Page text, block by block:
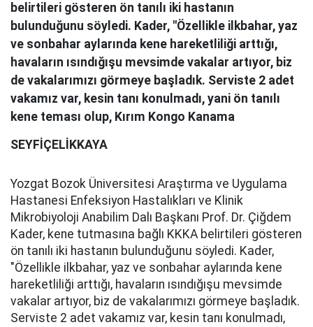
belirtileri gösteren ön tanılı iki hastanın
bulunduğunu söyledi. Kader, "Özellikle ilkbahar, yaz
ve sonbahar aylarında kene hareketliliği arttığı,
havaların ısındığışu mevsimde vakalar artıyor, biz
de vakalarımızı görmeye başladık. Serviste 2 adet
vakamız var, kesin tanı konulmadı, yani ön tanılı
kene teması olup, Kırım Kongo Kanama
SEYFİÇELİKKAYA
Yozgat Bozok Üniversitesi Araştırma ve Uygulama
Hastanesi Enfeksiyon Hastalıkları ve Klinik
Mikrobiyoloji Anabilim Dalı Başkanı Prof. Dr. Çiğdem
Kader, kene tutmasına bağlı KKKA belirtileri gösteren
ön tanılı iki hastanın bulunduğunu söyledi. Kader,
"Özellikle ilkbahar, yaz ve sonbahar aylarında kene
hareketliliği arttığı, havaların ısındığışu mevsimde
vakalar artıyor, biz de vakalarımızı görmeye başladık.
Serviste 2 adet vakamız var, kesin tanı konulmadı,